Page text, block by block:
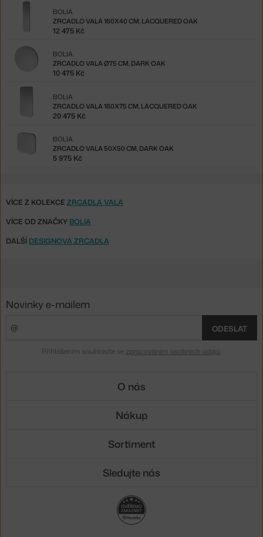
ZRCADLO VALA 160X40 CM, LACQUERED OAK
BOLIA
12 475 Kč
ZRCADLO VALA Ø75 CM, DARK OAK
BOLIA
10 475 Kč
ZRCADLO VALA 160X75 CM, LACQUERED OAK
BOLIA
20 475 Kč
ZRCADLO VALA 50X50 CM, DARK OAK
BOLIA
5 975 Kč
VÍCE Z KOLEKCE ZRCADLA VALA
VÍCE OD ZNAČKY BOLIA
DALŠÍ DESIGNOVÁ ZRCADLA
Novinky e-mailem
ODESLAT
Přihlášením souhlasíte se zpracováním osobních údajů
O nás
Nákup
Sortiment
Sledujte nás